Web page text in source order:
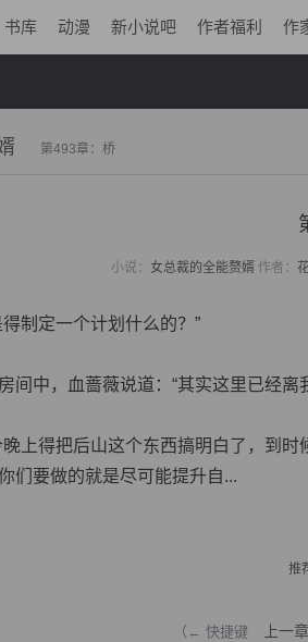
书库 动漫 新小说吧 作者福利 作
第493章：桥
小说： 女总裁的全能赘婿作者：
制定一个计划什么的？”
中，血蔷薇说道：“其实这里已经离
得把后山这个东西搞明白了，到时
们要做的就是尽可能提升自...
推
（← 快捷键 上一章